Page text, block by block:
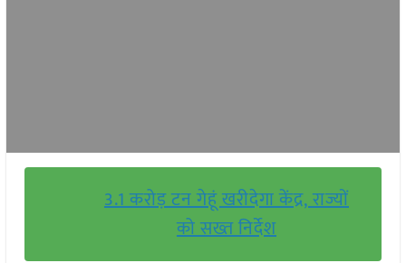
3.1 करोड़ टन गेहूं खरीदेगा केंद्र, राज्यों
को सख्त निर्देश